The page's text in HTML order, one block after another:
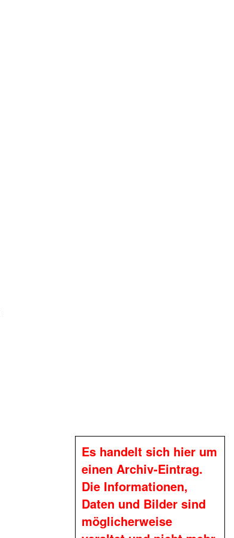
Es handelt sich hier um
einen Archiv-Eintrag.
Die Informationen,
Daten und Bilder sind
möglicherweise